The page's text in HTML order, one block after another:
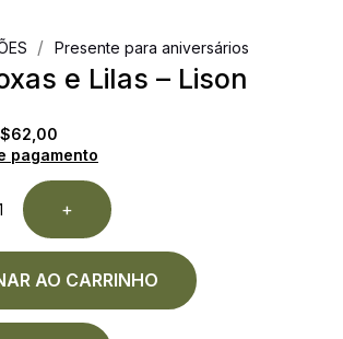
/ Presente para aniversários
e Lilas – Lison
62,00
pagamento
+
AO CARRINHO